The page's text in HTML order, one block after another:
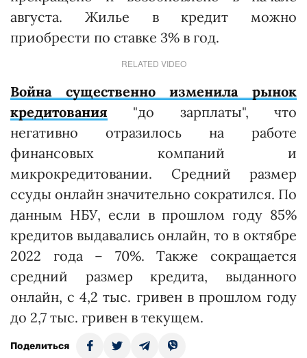
августа. Жилье в кредит можно
приобрести по ставке 3% в год.
RELATED VIDEO
Война существенно изменила рынок
кредитования "до зарплаты", что
негативно отразилось на работе
финансовых компаний и
микрокредитовании. Средний размер
ссуды онлайн значительно сократился. По
данным НБУ, если в прошлом году 85%
кредитов выдавались онлайн, то в октябре
2022 года – 70%. Также сокращается
средний размер кредита, выданного
онлайн, с 4,2 тыс. гривен в прошлом году
до 2,7 тыс. гривен в текущем.
Поделиться